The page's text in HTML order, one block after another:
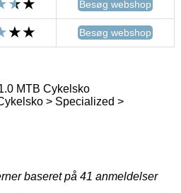
Besøg webshop
Besøg webshop
MTB Cykelsko
> Specialized >
baseret på 41 anmeldelser